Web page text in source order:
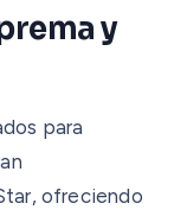
y
para
ofreciendo